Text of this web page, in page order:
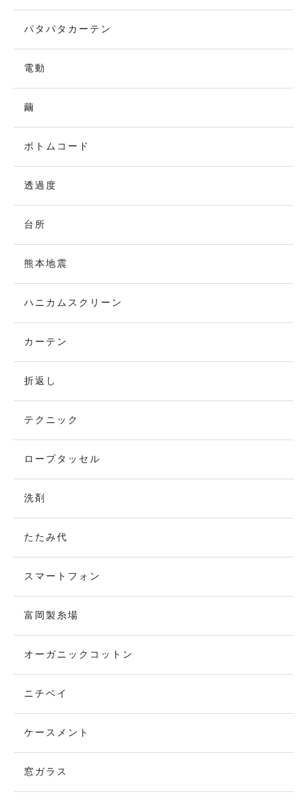
パタパタカーテン
電動
繭
ボトムコード
透過度
台所
熊本地震
ハニカムスクリーン
カーテン
折返し
テクニック
ロープタッセル
洗剤
たたみ代
スマートフォン
富岡製糸場
オーガニックコットン
ニチベイ
ケースメント
窓ガラス